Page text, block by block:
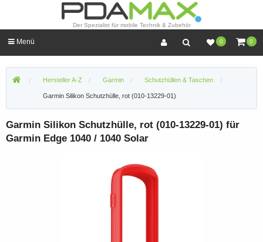
Der Spezialist für mobile Technik & Zubehör
0 0
Menü
Hersteller A-Z Garmin Schutzhüllen & Taschen
Garmin Silikon Schutzhülle, rot (010-13229-01)
Garmin Silikon Schutzhülle, rot (010-13229-01) für
Garmin Edge 1040 / 1040 Solar